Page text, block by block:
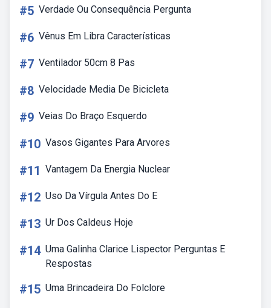
#5 Verdade Ou Consequência Pergunta
#6 Vênus Em Libra Características
#7 Ventilador 50cm 8 Pas
#8 Velocidade Media De Bicicleta
#9 Veias Do Braço Esquerdo
#10 Vasos Gigantes Para Arvores
#11 Vantagem Da Energia Nuclear
#12 Uso Da Vírgula Antes Do E
#13 Ur Dos Caldeus Hoje
#14 Uma Galinha Clarice Lispector Perguntas E
Respostas
#15 Uma Brincadeira Do Folclore